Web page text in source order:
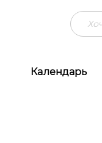
Календарь